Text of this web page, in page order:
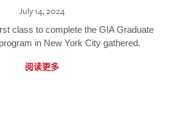
July 14, 2024
class to complete the GIA Graduate
in New York City gathered.
阅读更多